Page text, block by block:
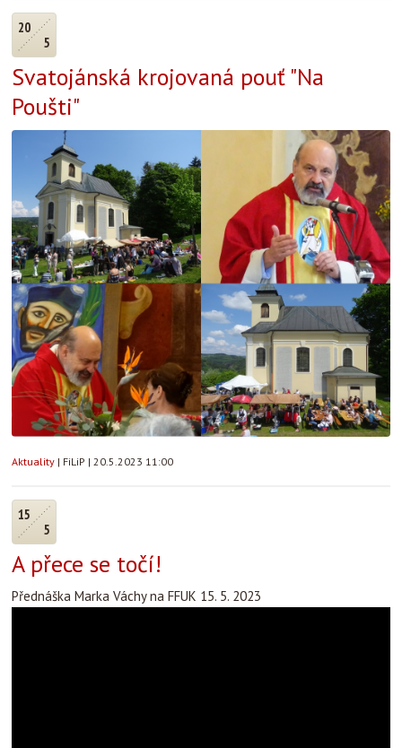
20
5
Svatojánská krojovaná pouť "Na
Poušti"
Aktuality | FiLiP | 20.5.2023 11:00
15
5
A přece se točí!
Přednáška Marka Váchy na FFUK 15. 5. 2023